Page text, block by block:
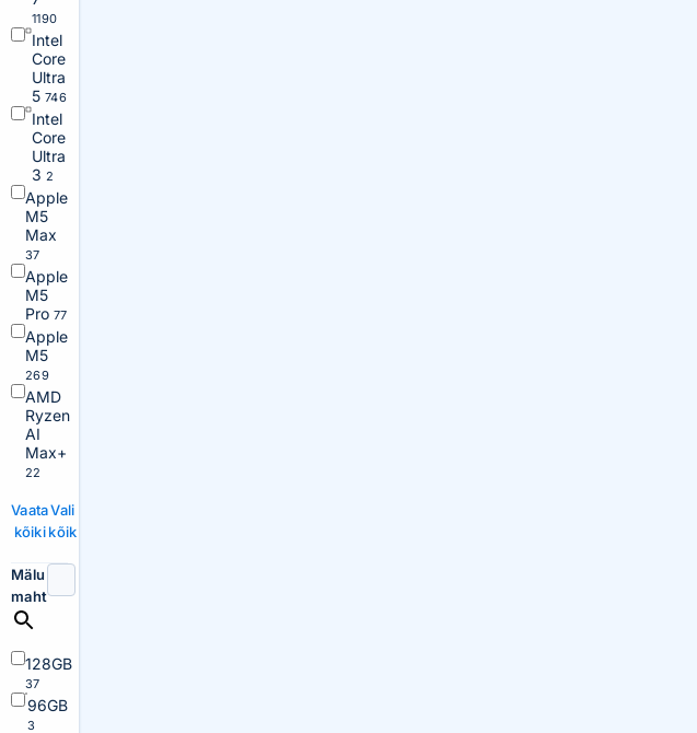
1190
Intel
Core
Ultra
5 746
Intel
Core
Ultra
3 2
Apple
M5
Max
37
Apple
M5
Pro 77
Apple
M5
269
AMD
Ryzen
AI
Max+
22
Vaata
kõiki
Vali
kõik
Mälu
maht
128GB
37
96GB
3